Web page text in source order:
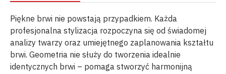
Piękne brwi nie powstają przypadkiem. Każda
profesjonalna stylizacja rozpoczyna się od świadomej
analizy twarzy oraz umiejętnego zaplanowania kształtu
brwi. Geometria nie służy do tworzenia idealnie
identycznych brwi – pomaga stworzyć harmonijną